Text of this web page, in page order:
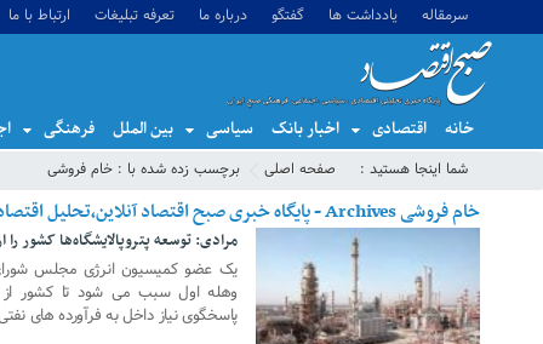
سرمقاله یادداشت ها گفتگو درباره ما تعرفه تبلیغات ارتباط با ما
خانه اقتصادی اخبار بانک سیاسی بین الملل فرهنگی
شما اینجا هستید : صفحه اصلی برچسب زده شده با : خام فروشی
خام فروشی Archives - پایگاه خبری صبح اقتصاد آنلاین،تحلیل اقتصادی،اخبار اقتصادی
مرادی: توسعه پتروپالایشگاه‌ها کشور
یک عضو کمیسیون انرژی مجلس
وهله اول سبب می شود تا کشور
پاسخگوی نیاز داخل به فرآورده های